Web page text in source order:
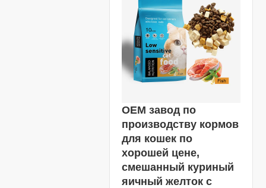
OEM завод по
производству кормов
для кошек по
хорошей цене,
смешанный куриный
яичный желток с